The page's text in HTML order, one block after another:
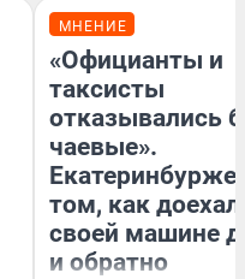
МНЕНИЕ
«Официанты и
таксисты
отказывались
чаевые».
том, как доехал
своей машине
и обратно